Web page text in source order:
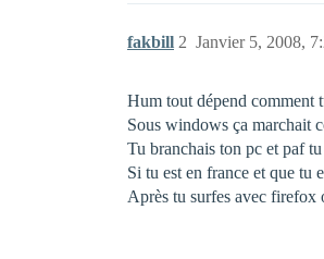
fakbill Janvier 5, 2008,
2
Hum tout dépend comment
Sous windows ça marchait
Tu branchais ton pc et paf
Si tu est en france et que tu
Après tu surfes avec firefox